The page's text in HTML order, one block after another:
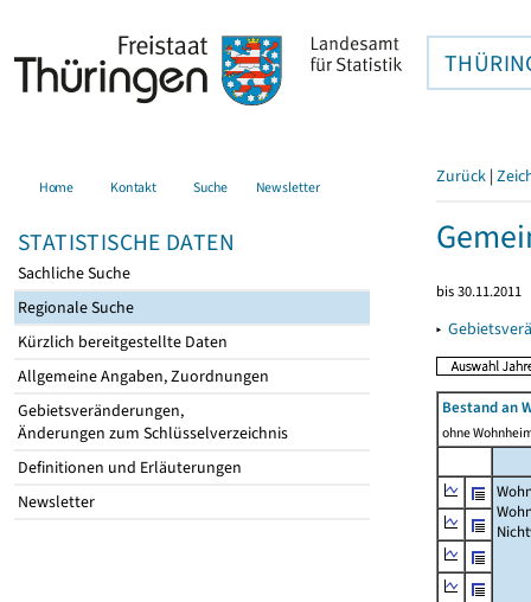
Home Kontakt Suche Newsletter
STATISTISCHE DATEN
Sachliche Suche
Regionale Suche
Kürzlich bereitgestellte Daten
Allgemeine Angaben, Zuordnungen
Gebietsveränderungen,
Änderungen zum Schlüsselverzeichnis
Definitionen und Erläuterungen
Newsletter
Zurück |
bis 30.11.2011
▸
Bestand an
ohne